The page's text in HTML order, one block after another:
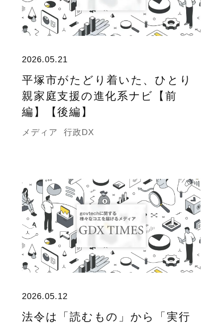
2026.05.21
平塚市がたどり着いた、ひとり
親家庭支援の進化系ナビ【前
編】【後編】
メディア 行政DX
2026.05.12
法令は「読むもの」から「実行